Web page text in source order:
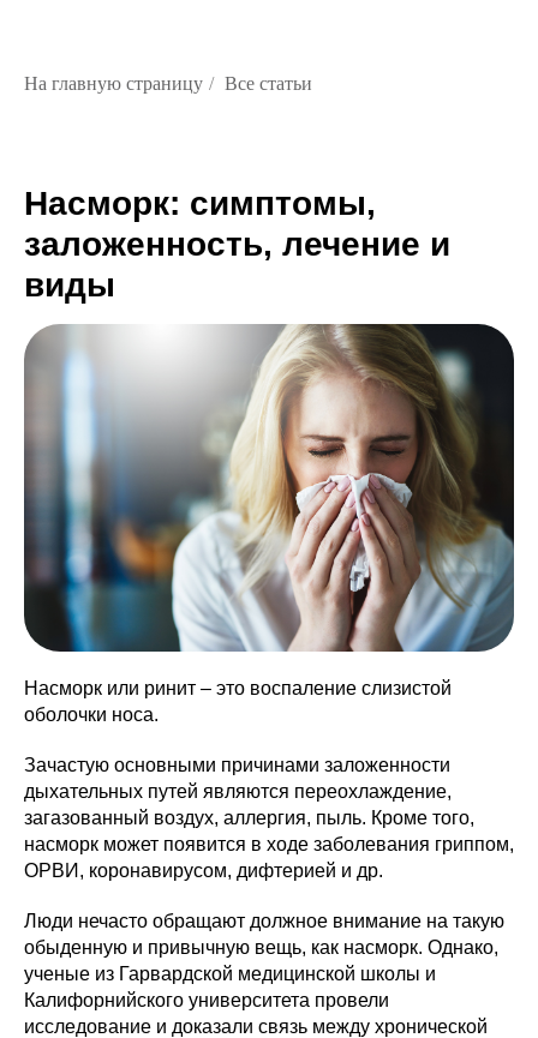
На главную страницу / Все статьи
Насморк: симптомы,
заложенность, лечение и
виды
Насморк или ринит – это воспаление слизистой
оболочки носа.
Зачастую основными причинами заложенности
дыхательных путей являются переохлаждение,
загазованный воздух, аллергия, пыль. Кроме того,
насморк может появится в ходе заболевания гриппом,
ОРВИ, коронавирусом, дифтерией и др.
Люди нечасто обращают должное внимание на такую
обыденную и привычную вещь, как насморк. Однако,
ученые из Гарвардской медицинской школы и
Калифорнийского университета провели
исследование и доказали связь между хронической